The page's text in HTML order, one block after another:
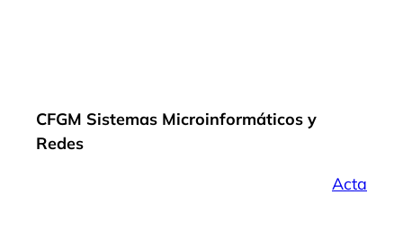
CFGM Sistemas Microinformáticos y
Redes
Acta